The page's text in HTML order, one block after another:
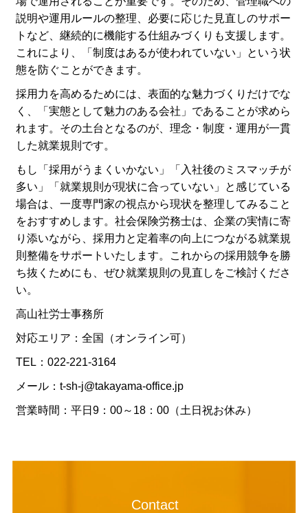
説明や運用ルールの整理、必要に応じた見直しのサポー
トなど、継続的に機能する仕組みづくりも支援します。
これにより、「制度はあるが使われていない」という状
態を防ぐことができます。
採用力を高めるためには、表面的な魅力づくりだけでな
く、「実態として魅力のある会社」であることが求めら
れます。その土台となるのが、理念・制度・運用が一貫
した就業規則です。
もし「採用がうまくいかない」「入社後のミスマッチが
多い」「就業規則が現状に合っていない」と感じている
場合は、一度専門家の視点から現状を整理してみること
をおすすめします。社会保険労務士は、企業の実情に寄
り添いながら、採用力と定着率の向上につながる就業規
則整備をサポートいたします。これからの採用競争を勝
ち抜くためにも、ぜひ就業規則の見直しをご検討くださ
い。
高山社労士事務所
対応エリア：全国（オンライン可）
TEL：022-221-3164
メール：t-sh-j@takayama-office.jp
営業時間：平日9：00～18：00（土日祝お休み）
Contact